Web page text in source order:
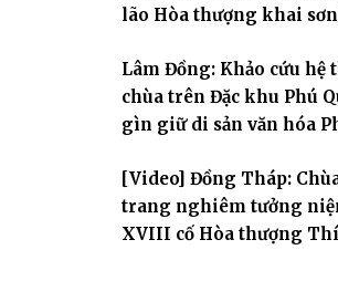
lão Hòa thượng khai
Lâm Đồng: Khảo cứu hệ
chùa trên Đặc khu Phú
gìn giữ di sản văn hóa
[Video] Đồng Tháp:
trang nghiêm tưởng
XVIII cố Hòa thượng